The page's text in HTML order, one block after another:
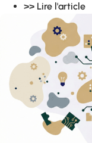
>> Lire l'article